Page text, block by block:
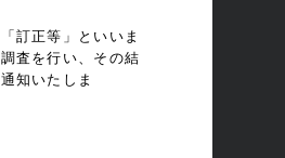
訂正等」といいま
査を行い、その結
知いたしま